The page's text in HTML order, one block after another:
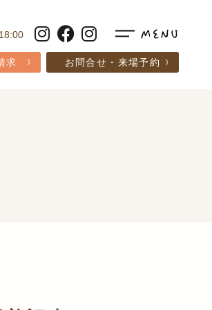
求 お問合せ・来場予約